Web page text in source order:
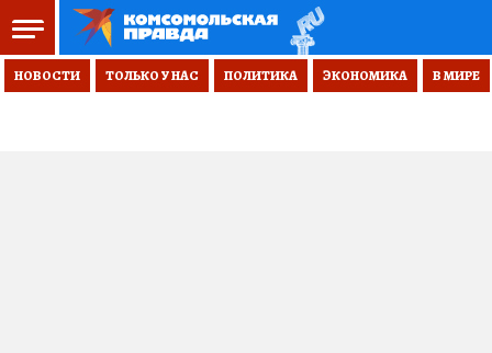
НОВОСТИ ТОЛЬКО У НАС ПОЛИТИКА ЭКОНОМИКА В МИРЕ